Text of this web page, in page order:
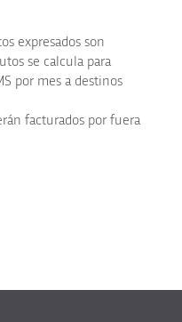
expresados son
se calcula para
por mes a destinos
facturados por fuera